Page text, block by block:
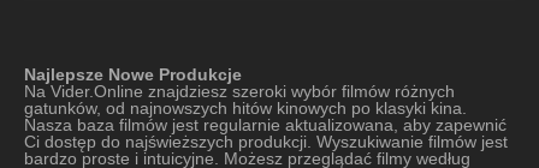
Najlepsze Nowe Produkcje
Na Vider.Online znajdziesz szeroki wybór filmów różnych
gatunków, od najnowszych hitów kinowych po klasyki kina.
Nasza baza filmów jest regularnie aktualizowana, aby zapewnić
Ci dostęp do najświeższych produkcji. Wyszukiwanie filmów jest
bardzo proste i intuicyjne. Możesz przeglądać filmy według